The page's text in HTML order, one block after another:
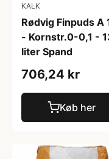
KALK
Rødvig Finpuds A
- Kornstr.0-0,1 -
liter Spand
706,24 kr
Køb her